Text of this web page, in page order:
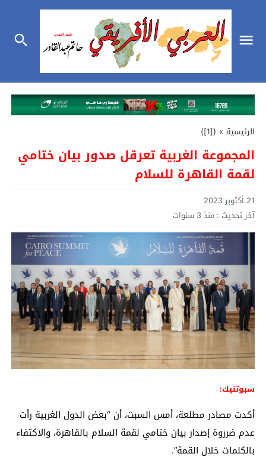
الرئيسية »
{[1]}
المجموعة الغربية تعرقل صدور بيان ختامي
لقمة القاهرة للسلام
21 أكتوبر 2023
آخر تحديث : منذ 3 سنوات
سبوتنيك:
أكدت مصادر مطلعة، أمس السبت، أن “بعض الدول الغربية رأت
عدم ضرروة إصدار بيان ختامي لقمة السلام بالقاهرة، والاكتفاء
بالكلمات خلال القمة”.